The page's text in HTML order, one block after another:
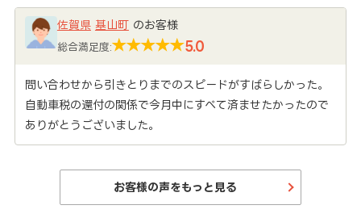
佐賀県 基山町のお客様
総合満足度: 5.0
問い合わせから引きとりまでのスピードがすばらしかった。
自動車税の還付の関係で今月中にすべて済ませたかったので
ありがとうございました。
お客様の声をもっと見る